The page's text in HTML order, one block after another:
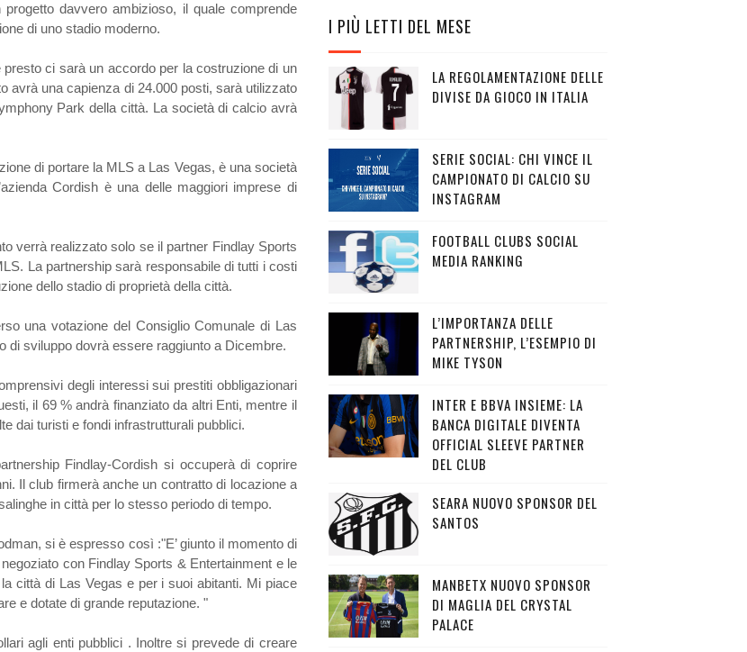
davvero ambizioso, il quale comprende
di uno stadio moderno.
ci sarà un accordo per la costruzione di un
avrà una capienza di 24.000 posti, sarà utilizzato
Park della città. La società di calcio avrà
di portare la MLS a Las Vegas, è una società
Cordish è una delle maggiori imprese di
verrà realizzato solo se il partner Findlay Sports
La partnership sarà responsabile di tutti i costi
dello stadio di proprietà della città.
una votazione del Consiglio Comunale di Las
di sviluppo dovrà essere raggiunto a Dicembre.
degli interessi sui prestiti obbligazionari
il 69 % andrà finanziato da altri Enti, mentre il
dai turisti e fondi infrastrutturali pubblici.
Findlay-Cordish si occuperà di coprire
Il club firmerà anche un contratto di locazione a
in città per lo stesso periodo di tempo.
si è espresso così :"E’ giunto il momento di
con Findlay Sports & Entertainment e le
città di Las Vegas e per i suoi abitanti. Mi piace
e dotate di grande reputazione. "
agli enti pubblici . Inoltre si prevede di creare
I PIÙ LETTI DEL MESE
LA REGOLAMENTAZIONE DELLE
DIVISE DA GIOCO IN ITALIA
SERIE SOCIAL: CHI VINCE IL
CAMPIONATO DI CALCIO SU
INSTAGRAM
FOOTBALL CLUBS SOCIAL
MEDIA RANKING
L’IMPORTANZA DELLE
PARTNERSHIP, L’ESEMPIO DI
MIKE TYSON
INTER E BBVA INSIEME: LA
BANCA DIGITALE DIVENTA
OFFICIAL SLEEVE PARTNER
DEL CLUB
SEARA NUOVO SPONSOR DEL
SANTOS
MANBETX NUOVO SPONSOR
DI MAGLIA DEL CRYSTAL
PALACE